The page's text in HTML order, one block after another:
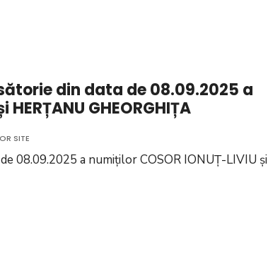
din data de 08.09.2025 a
GHEORGHIȚA
SITE
08.09.2025 a numiților COSOR IONUȚ-LIVIU și